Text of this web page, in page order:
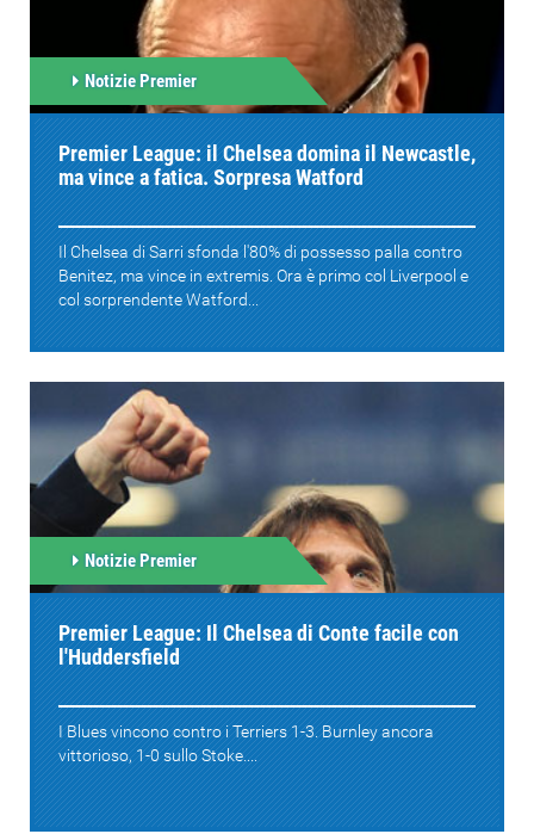
Notizie Premier
Premier League: il Chelsea domina il Newcastle,
ma vince a fatica. Sorpresa Watford
Il Chelsea di Sarri sfonda l'80% di possesso palla contro
Benitez, ma vince in extremis. Ora è primo col Liverpool e
col sorprendente Watford...
Notizie Premier
Premier League: Il Chelsea di Conte facile con
l'Huddersfield
I Blues vincono contro i Terriers 1-3. Burnley ancora
vittorioso, 1-0 sullo Stoke....